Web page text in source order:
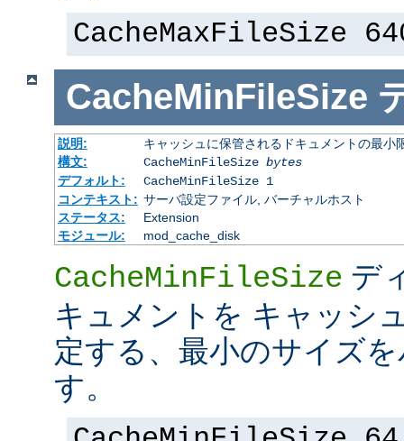
CacheMaxFileSize
CacheMinFileSize
説明:
キャッシュに保管されるドキュメントの最小
構文:
CacheMinFileSize bytes
デフォルト:
CacheMinFileSize 1
コンテキスト: サーバ設定ファイル, バーチャルホスト
ステータス:
Extension
モジュール:
mod_cache_disk
CacheMinFileSize デ
キュメントを キャッシ
定する、最小のサイズ
す。